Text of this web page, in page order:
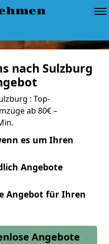
nach Sulzburg
: Top-
ab 80€ –
es um Ihren
Angebote
Angebot für Ihren
Angebote